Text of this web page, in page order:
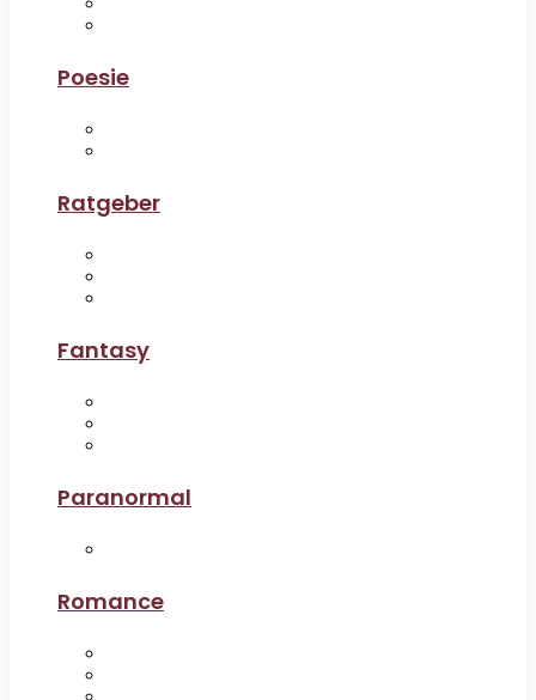
Poesie
Ratgeber
Fantasy
Paranormal
Romance